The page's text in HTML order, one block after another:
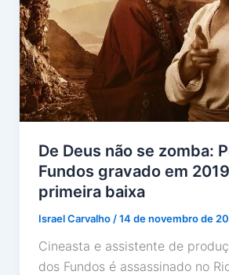
De Deus não se zomba:
Fundos gravado em
primeira baixa
Israel Carvalho /14 de novembro de
Cineasta e assistente de
dos Fundos é assassinado no